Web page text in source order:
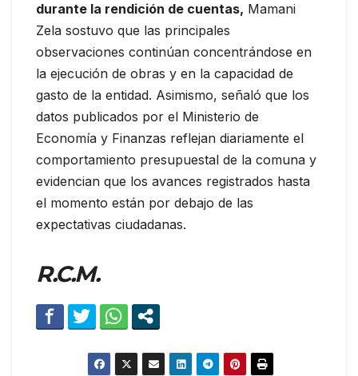
durante la rendición de cuentas, Mamani
Zela sostuvo que las principales
observaciones continúan concentrándose en
la ejecución de obras y en la capacidad de
gasto de la entidad. Asimismo, señaló que los
datos publicados por el Ministerio de
Economía y Finanzas reflejan diariamente el
comportamiento presupuestal de la comuna y
evidencian que los avances registrados hasta
el momento están por debajo de las
expectativas ciudadanas.
R.C.M.